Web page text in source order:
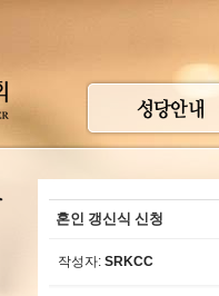
혼인 갱신식 신청
작성자: SRKCC